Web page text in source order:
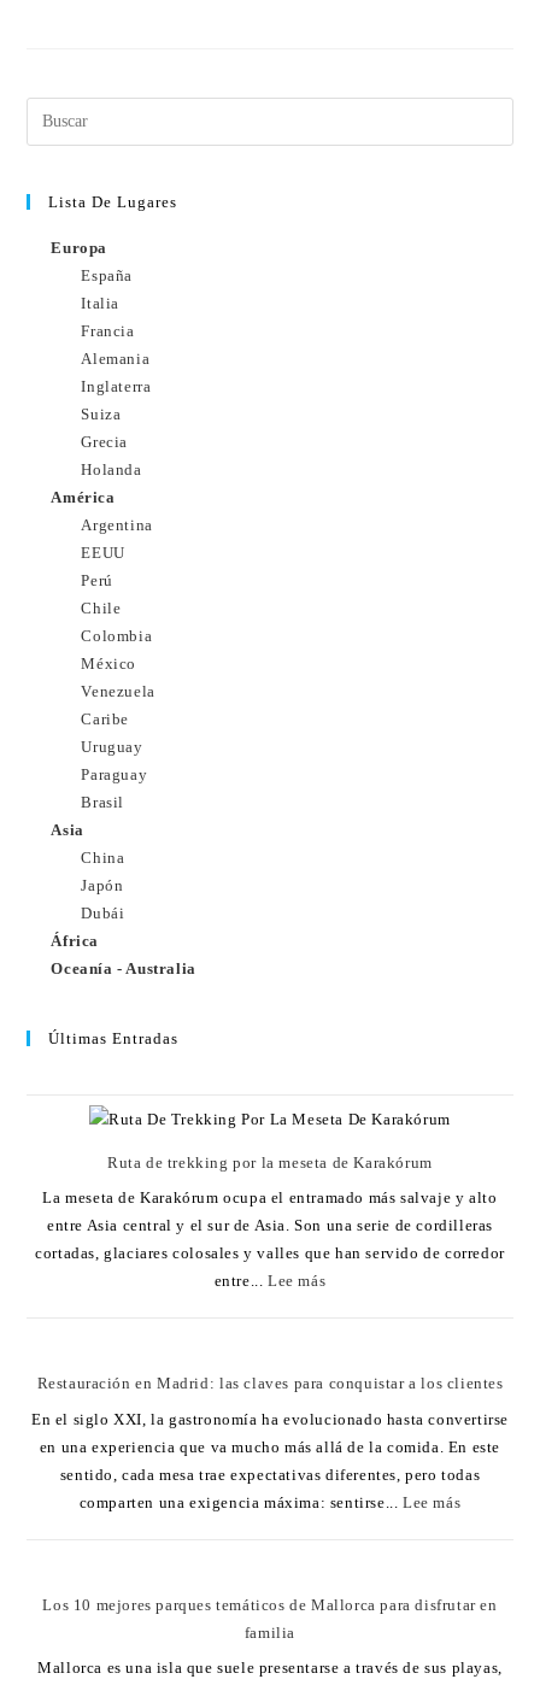
Lista De Lugares
Europa
España
Italia
Francia
Alemania
Inglaterra
Suiza
Grecia
Holanda
América
Argentina
EEUU
Perú
Chile
Colombia
México
Venezuela
Caribe
Uruguay
Paraguay
Brasil
Asia
China
Japón
Dubái
África
Oceanía - Australia
Últimas Entradas
Ruta de trekking por la meseta de Karakórum
La meseta de Karakórum ocupa el entramado más salvaje y alto
entre Asia central y el sur de Asia. Son una serie de cordilleras
cortadas, glaciares colosales y valles que han servido de corredor
entre...Lee más
Restauración en Madrid: las claves para conquistar a los clientes
En el siglo XXI, la gastronomía ha evolucionado hasta convertirse
en una experiencia que va mucho más allá de la comida. En este
sentido, cada mesa trae expectativas diferentes, pero todas
comparten una exigencia máxima: sentirse...Lee más
Los 10 mejores parques temáticos de Mallorca para disfrutar en
familia
Mallorca es una isla que suele presentarse a través de sus playas,